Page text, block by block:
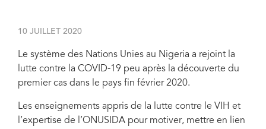
10 JUILLET 2020
Le système des Nations Unies au Nigeria a rejoint la
lutte contre la COVID-19 peu après la découverte du
premier cas dans le pays fin février 2020.
Les enseignements appris de la lutte contre le VIH et
l’expertise de l’ONUSIDA pour motiver, mettre en lien